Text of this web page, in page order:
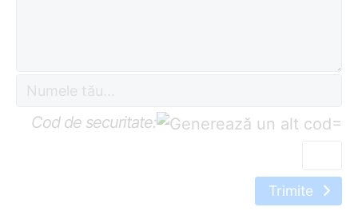
Cod de securitate: =
Trimite